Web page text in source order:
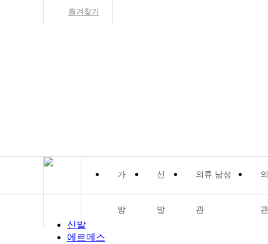
즐겨찾기
가
방
신
발
의류 남성
관 관
신발
에르메스